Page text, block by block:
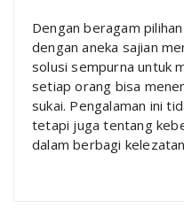
Dengan beragam
dengan aneka sajian
solusi sempurna untuk
setiap orang bisa
sukai. Pengalaman ini
tetapi juga tentang
dalam berbagi